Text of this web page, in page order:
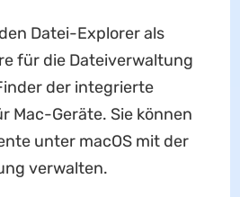
Datei-Explorer als
für die Dateiverwaltung
der integrierte
Mac-Geräte. Sie können
unter macOS mit der
verwalten.